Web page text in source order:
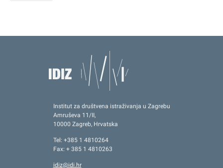
Institut za društvena istraživanja u Zagrebu
Amruševa 11/II,
10000 Zagreb, Hrvatska
Tel: +385 1 4810264
Fax: + 385 1 4810263
idiz@idi.hr